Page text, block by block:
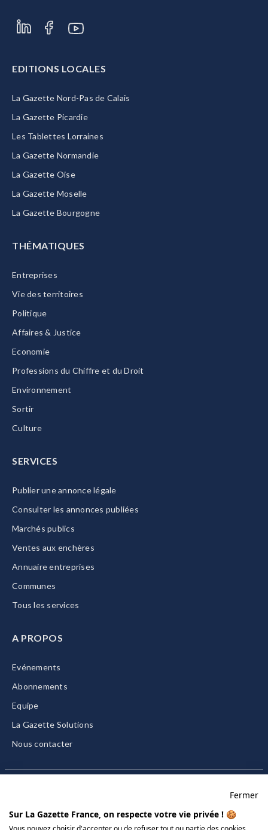
EDITIONS LOCALES
La Gazette Nord-Pas de Calais
La Gazette Picardie
Les Tablettes Lorraines
La Gazette Normandie
La Gazette Oise
La Gazette Moselle
La Gazette Bourgogne
THÉMATIQUES
Entreprises
Vie des territoires
Politique
Affaires & Justice
Economie
Professions du Chiffre et du Droit
Environnement
Sortir
Culture
SERVICES
Publier une annonce légale
Consulter les annonces publiées
Marchés publics
Ventes aux enchères
Annuaire entreprises
Communes
Tous les services
A PROPOS
Evénements
Abonnements
Equipe
La Gazette Solutions
Nous contacter
CGU/CGV
Fermer
Sur La Gazette France, on respecte votre vie privée ! 🍪